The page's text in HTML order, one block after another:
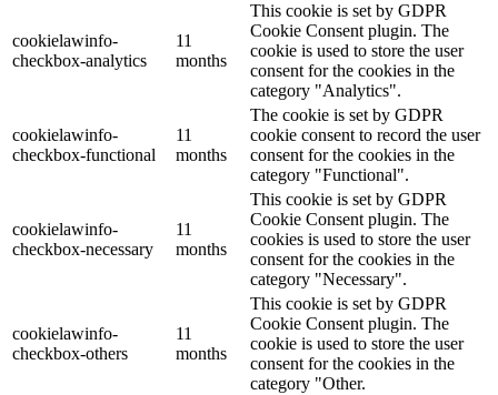
cookielawinfo-
checkbox-analytics
11
months
This cookie is set by GDPR
Cookie Consent plugin. The
cookie is used to store the user
consent for the cookies in the
category "Analytics".
cookielawinfo-
checkbox-functional
11
months
The cookie is set by GDPR
cookie consent to record the user
consent for the cookies in the
category "Functional".
cookielawinfo-
checkbox-necessary
11
months
This cookie is set by GDPR
Cookie Consent plugin. The
cookies is used to store the user
consent for the cookies in the
category "Necessary".
cookielawinfo-
checkbox-others
11
months
This cookie is set by GDPR
Cookie Consent plugin. The
cookie is used to store the user
consent for the cookies in the
category "Other.